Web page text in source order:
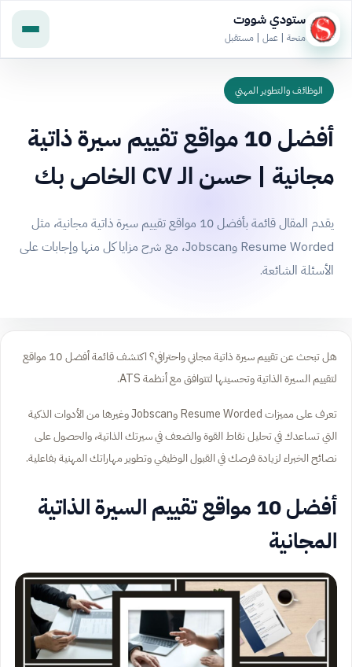
ستودي شووت
منحة | عمل | مستقبل
الوظائف والتطوير المهني
أفضل 10 مواقع تقييم سيرة ذاتية
مجانية | حسن الـ CV الخاص بك
يقدم المقال قائمة بأفضل 10 مواقع تقييم سيرة ذاتية مجانية، مثل
Resume Worded وJobscan، مع شرح مزايا كل منها وإجابات على
الأسئلة الشائعة.
هل تبحث عن تقييم سيرة ذاتية مجاني واحترافي؟ اكتشف قائمة أفضل 10 مواقع
لتقييم السيرة الذاتية وتحسينها لتتوافق مع أنظمة ATS.
تعرف على مميزات Resume Worded وJobscan وغيرها من الأدوات الذكية
التي تساعدك في تحليل نقاط القوة والضعف في سيرتك الذاتية، والحصول على
نصائح الخبراء لزيادة فرصك في القبول الوظيفي وتطوير مهاراتك المهنية بفاعلية.
أفضل 10 مواقع تقييم السيرة الذاتية
المجانية